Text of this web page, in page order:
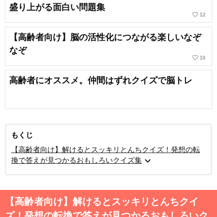
盛り上がる面白い問題集
favorite_border 12
【高齢者向け】脳の活性化につながる楽しいなぞ
なぞ
favorite_border 10
高齢者にオススメ。仲間はずれクイズで脳トレ
もくじ
【高齢者向け】解けるとスッキリとんちクイズ！発想の転
換で答えが見つかるおもしろいクイズ集 expand_more
【高齢者向け】解けるとスッキリとんちクイ